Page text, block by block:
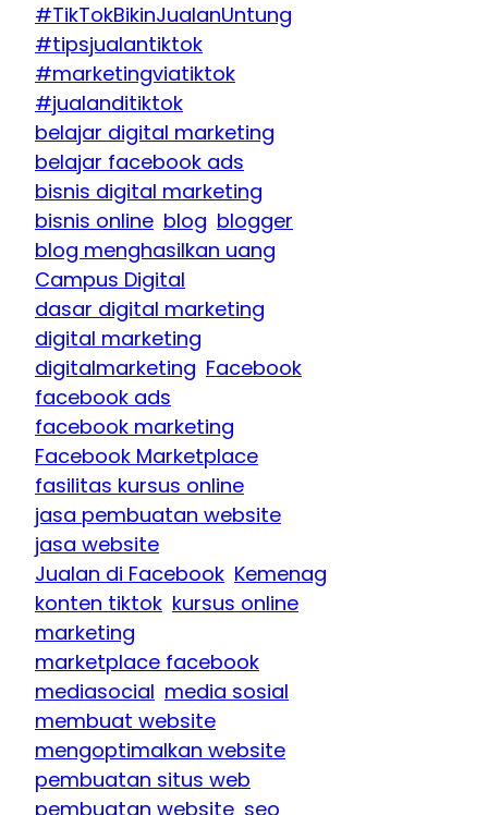
#TikTokBikinJualanUntung
#tipsjualantiktok
#marketingviatiktok
#jualanditiktok
belajar digital marketing
belajar facebook ads
bisnis digital marketing
bisnis online blog blogger
blog menghasilkan uang
Campus Digital
dasar digital marketing
digital marketing
digitalmarketing Facebook
facebook ads
facebook marketing
Facebook Marketplace
fasilitas kursus online
jasa pembuatan website
jasa website
Jualan di Facebook Kemenag
konten tiktok kursus online
marketing
marketplace facebook
mediasocial media sosial
membuat website
mengoptimalkan website
pembuatan situs web
pembuatan website seo